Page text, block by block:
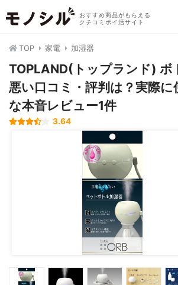
おすすめ商品がもらえる
クチコミポイ活サイト
TOP 家電 加湿器
TOPLAND(トップランド) ボ
悪い口コミ・評判は？実際
な本音レビュー1件
3.64